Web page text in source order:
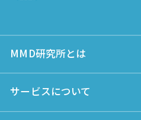
MMD研究所とは
サービスについて